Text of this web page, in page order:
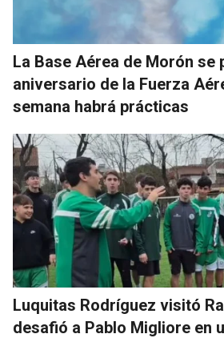
La Base Aérea de Morón se
aniversario de la Fuerza
semana habrá prácticas
Luquitas Rodríguez visitó
desafió a Pablo Migliore en